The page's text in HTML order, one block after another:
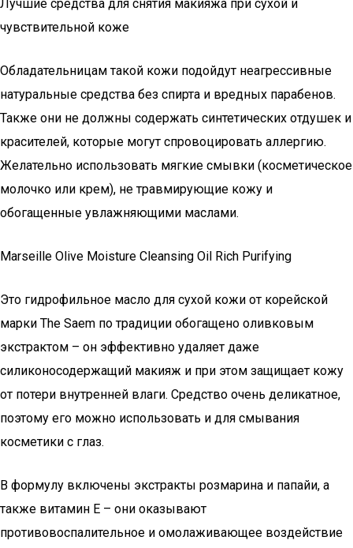
Лучшие средства для снятия макияжа при сухой и
чувствительной коже
Обладательницам такой кожи подойдут неагрессивные
натуральные средства без спирта и вредных парабенов.
Также они не должны содержать синтетических отдушек и
красителей, которые могут спровоцировать аллергию.
Желательно использовать мягкие смывки (косметическое
молочко или крем), не травмирующие кожу и
обогащенные увлажняющими маслами.
Marseille Olive Moisture Cleansing Oil Rich Purifying
Это гидрофильное масло для сухой кожи от корейской
марки The Saem по традиции обогащено оливковым
экстрактом – он эффективно удаляет даже
силиконосодержащий макияж и при этом защищает кожу
от потери внутренней влаги. Средство очень деликатное,
поэтому его можно использовать и для смывания
косметики с глаз.
В формулу включены экстракты розмарина и папайи, а
также витамин Е – они оказывают
противовоспалительное и омолаживающее воздействие